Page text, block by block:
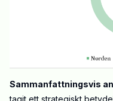
Sammanfattningsvis